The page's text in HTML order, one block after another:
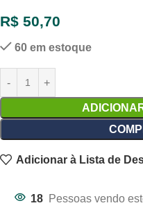
R$ 50,70
60 em estoque
Adicionar à Lista de
18 Pessoas vendo